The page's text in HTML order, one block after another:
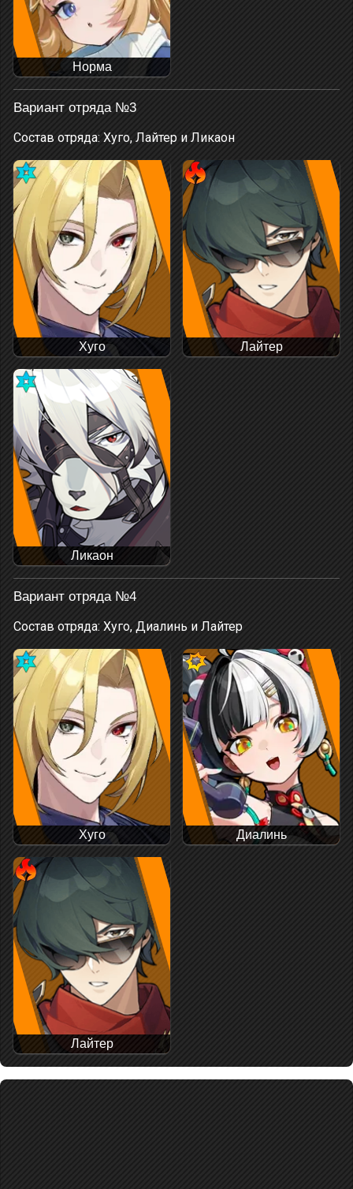
Норма
Вариант отряда №3
Состав отряда: Хуго, Лайтер и Ликаон
Хуго Лайтер
Ликаон
Вариант отряда №4
Состав отряда: Хуго, Диалинь и Лайтер
Хуго Диалинь
Лайтер